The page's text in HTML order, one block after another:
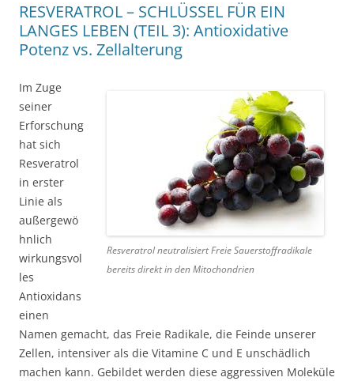
RESVERATROL – SCHLÜSSEL FÜR EIN
LANGES LEBEN (TEIL 3): Antioxidative
Potenz vs. Zellalterung
Resveratrol neutralisiert Freie Sauerstoffradikale
bereits direkt in den Mitochondrien
Im Zuge
seiner
Erforschung
hat sich
Resveratrol
in erster
Linie als
außergewö
hnlich
wirkungsvol
les
Antioxidans
einen
Namen gemacht, das Freie Radikale, die Feinde unserer
Zellen, intensiver als die Vitamine C und E unschädlich
machen kann. Gebildet werden diese aggressiven Moleküle